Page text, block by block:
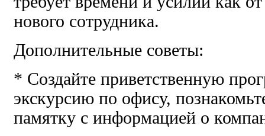
нового сотрудника.
Дополнительные советы:
* Создайте приветственную
экскурсию по офису,
памятку с информацией о